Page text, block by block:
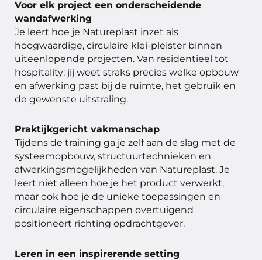
Voor elk project een onderscheidende
wandafwerking
Je leert hoe je Natureplast inzet als
hoogwaardige, circulaire klei-pleister binnen
uiteenlopende projecten. Van residentieel tot
hospitality: jij weet straks precies welke opbouw
en afwerking past bij de ruimte, het gebruik en
de gewenste uitstraling.
Praktijkgericht vakmanschap
Tijdens de training ga je zelf aan de slag met de
systeemopbouw, structuurtechnieken en
afwerkingsmogelijkheden van Natureplast. Je
leert niet alleen hoe je het product verwerkt,
maar ook hoe je de unieke toepassingen en
circulaire eigenschappen overtuigend
positioneert richting opdrachtgever.
Leren in een inspirerende setting